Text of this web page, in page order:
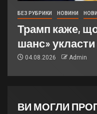
БЕЗ РУБРИКИ НОВИНИ
Трамп каже, що
шанс» укласти
04.08.2026 Admin
ВИ МОГЛИ